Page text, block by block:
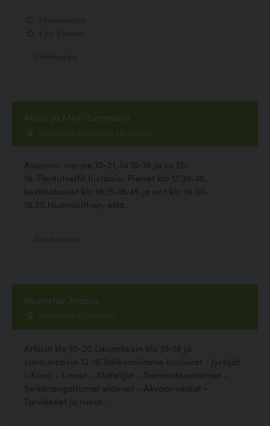
Musti ja Mirri Tammisto
Tammiston kauppatie 29, Vantaa
Avoinna: ma-pe 10-21, la 10-18 ja su 12-
18. Pentutreffit tiistaisin. Pienet klo 17.30-18,
keskikokoiset klo 18.15-18.45 ja isot klo 19.00-
19.30.Huomioithan, että...
Faunatar Arabia
Hämeentie 111, Helsinki
Arkisin klo 10-20 Lauantaisin klo 10-18 ja
sunnuntaisin 12-16 Valikoimiimme kuuluvat - Jyrsijät
- Kanit - Linnut - Matelijat - Sammakkoeläimet -
Selkärangattomat eläimet - Akvaariokalat -
Tarvikkeet ja ruoat...